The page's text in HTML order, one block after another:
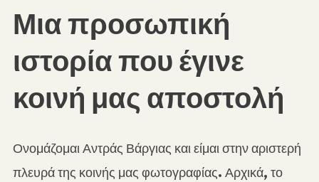
Μια προσωπική
ιστορία που έγινε
κοινή μας αποστολή
Ονομάζομαι Αντράς Βάργιας και είμαι στην αριστερή
πλευρά της κοινής μας φωτογραφίας. Αρχικά, το